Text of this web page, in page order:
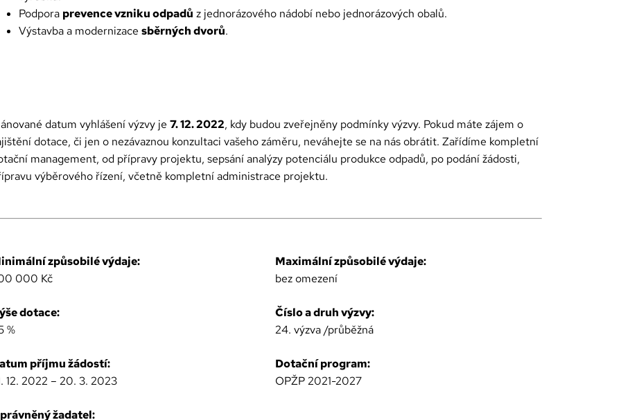
Podpora prevence vzniku odpadů z jednorázového nádobí nebo jednorázových obalů.
Výstavba a modernizace sběrných dvorů.
datum vyhlášení výzvy je 7. 12. 2022, kdy budou zveřejněny podmínky výzvy. Pokud máte zájem o
dotace, či jen o nezávaznou konzultaci vašeho záměru, neváhejte se na nás obrátit. Zařídíme kompletní
management, od přípravy projektu, sepsání analýzy potenciálu produkce odpadů, po podání žádosti,
výběrového řízení, včetně kompletní administrace projektu.
způsobilé výdaje:
000 Kč
Maximální způsobilé výdaje:
bez omezení
dotace:
%
Číslo a druh výzvy:
24. výzva /průběžná
příjmu žádostí:
12. 2022 – 20. 3. 2023
Dotační program:
OPŽP 2021-2027
žadatel: